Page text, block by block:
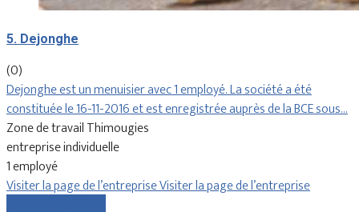
5. Dejonghe
(0)
Dejonghe est un menuisier avec 1 employé. La société a été
constituée le 16-11-2016 et est enregistrée auprès de la BCE sous…
Zone de travail Thimougies
entreprise individuelle
1 employé
Visiter la page de l’entrepriseVisiter la page de l’entreprise